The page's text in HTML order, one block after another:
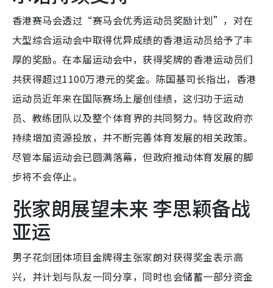
香港赛马会透过“赛马会优秀运动员奖励计划”，对在
大型综合运动会中取得优异成绩的香港运动员给予了丰
厚的奖励。在本届运动会中，获得奖牌的香港运动员们
共获得超过1100万港元的奖金。陈国基司长指出，香港
运动员近年来在国际赛场上屡创佳绩，这归功于运动
员、教练团队以及整个体育界的共同努力。特区政府亦
持续增加资源投放，并不断完善体育发展的相关政策。
尽管本届运动会已圆满落幕，但政府推动体育发展的脚
步将不会停止。
张家朗展望未来 李思颖备战
亚运
男子花剑团体项目金牌得主张家朗对获得奖金表示高
兴，并计划与队友一同分享，同时也会储蓄一部分资金